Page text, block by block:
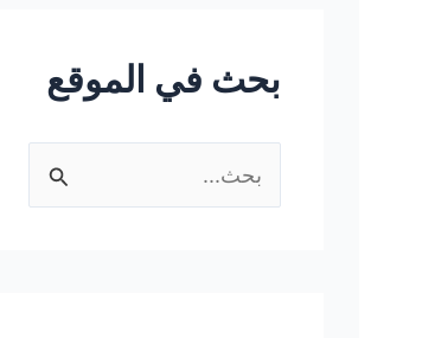
بحث في الموقع
ل